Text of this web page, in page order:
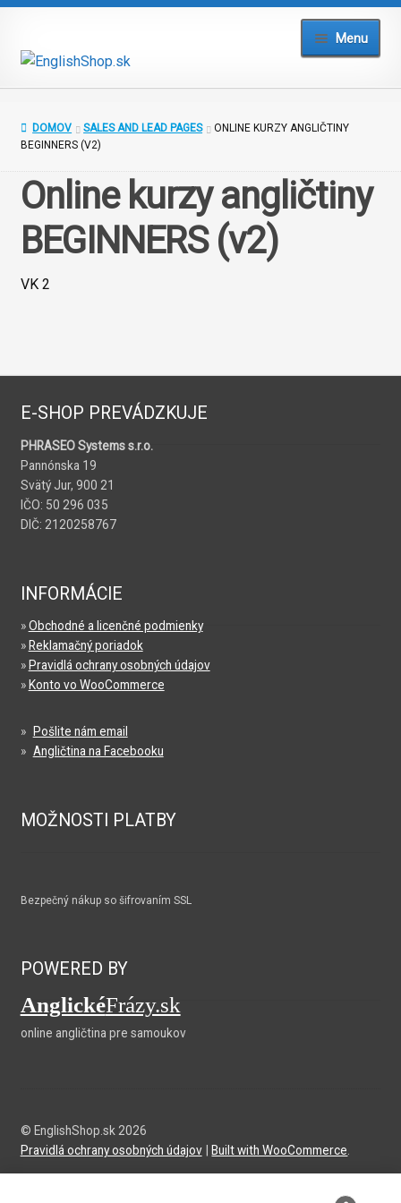
na
navigáciu
na
obsah
Menu
Blog
Testy a cvičenia
Slovníky
Kurzy
DOMOV SALES AND LEAD PAGES
ONLINE KURZY ANGLIČTINY
BEGINNERS (V2)
Online kurzy angličtiny
BEGINNERS (v2)
VK 2
E-SHOP PREVÁDZKUJE
PHRASEO Systems s.r.o.
Pannónska 19
Svätý Jur, 900 21
IČO: 50 296 035
DIČ: 2120258767
INFORMÁCIE
»Obchodné a licenčné podmienky
» Reklamačný poriadok
» Pravidlá ochrany osobných údajov
» Konto vo WooCommerce
»
Pošlite nám email
» Angličtina na Facebooku
MOŽNOSTI PLATBY
Bezpečný nákup so šifrovaním SSL
POWERED BY
AnglickéFrázy.sk
online angličtina pre samoukov
© EnglishShop.sk 2026
Pravidlá ochrany osobných údajov
Built with WooCommerce.